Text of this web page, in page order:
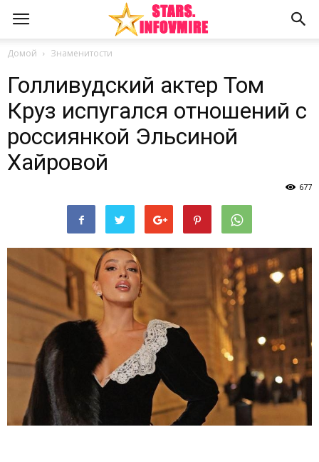
Домой Знаменитости
Голливудский актер Том
Круз испугался отношений с
россиянкой Эльсиной
Хайровой
677